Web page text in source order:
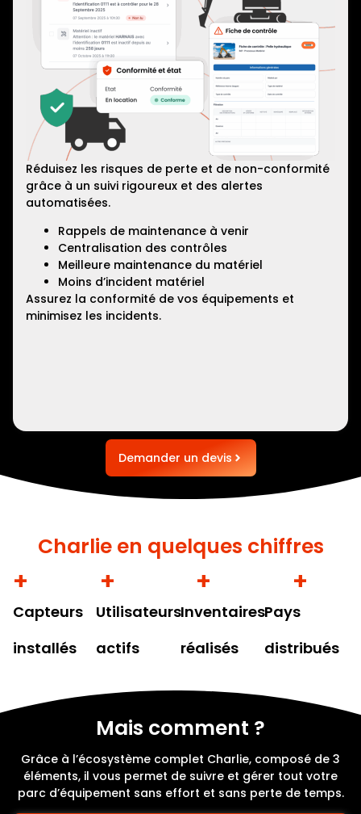
Réduisez les risques de perte et de non-conformité
grâce à un suivi rigoureux et des alertes
automatisées.
Rappels de maintenance à venir
Centralisation des contrôles
Meilleure maintenance du matériel
Moins d’incident matériel
Assurez la conformité de vos équipements et
minimisez les incidents.
Demander un devis
Charlie en quelques chiffres
Capteurs
installés
+ 25000
Utilisateurs
actifs
+
Inventaires
réalisés
+
Pays
distribués
+
Mais comment ?
Grâce à l’écosystème complet Charlie, composé de 3
éléments, il vous permet de suivre et gérer tout votre
parc d’équipement sans effort et sans perte de temps.